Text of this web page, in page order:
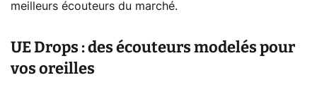
meilleurs écouteurs du marché.
UE Drops : des écouteurs modelés pour
vos oreilles